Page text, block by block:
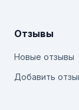
Отзывы
Новые отзывы
Добавить